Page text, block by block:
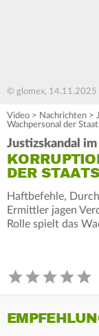
© glomex, 14.11.2025
Video > Nachrichten >
Wachpersonal der
Justizskandal
DER
Haftbefehle,
Ermittler jagen
Rolle spielt das